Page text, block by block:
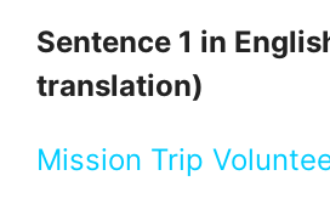
Sentence 1 in
translation)
Mission Trip